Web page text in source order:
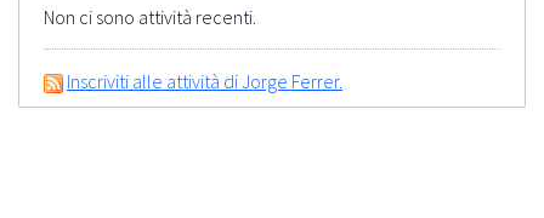
Non ci sono attività recenti.
Inscriviti alle attività di Jorge Ferrer.